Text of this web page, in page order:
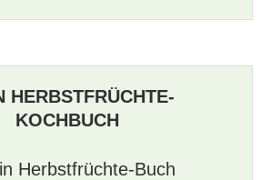
HERBSTFRÜCHTE-
KOCHBUCH